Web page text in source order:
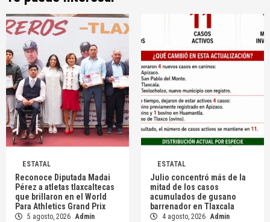
ESTATAL
Reconoce Diputada Madai
Pérez a atletas tlaxcaltecas
que brillaron en el World
Para Athletics Grand Prix
5 agosto, 2026 Admin
ESTATAL
Julio concentró más de la
mitad de los casos
acumulados de gusano
barrenador en Tlaxcala
4 agosto, 2026 Admin